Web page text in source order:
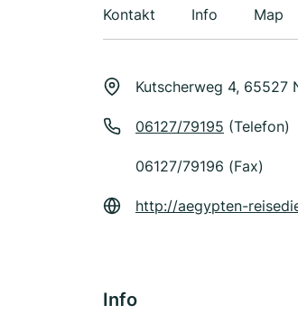
Kontakt Info Map
Kutscherweg 4, 65527
06127/79195 (Telefon)
06127/79196 (Fax)
http://aegypten-
Info